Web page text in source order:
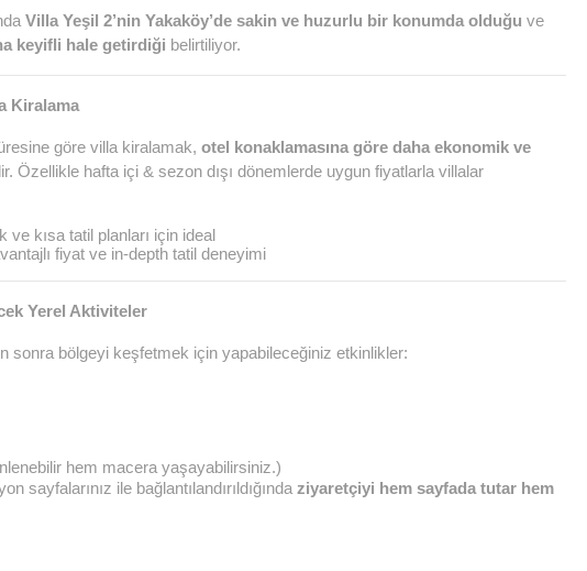
Villa Yeşil 2’nin Yakaköy’de sakin ve huzurlu bir konumda olduğu ve
keyifli hale getirdiği belirtiliyor.
Kiralama
göre villa kiralamak, otel konaklamasına göre daha ekonomik ve
Özellikle hafta içi & sezon dışı dönemlerde uygun fiyatlarla villalar
ve kısa tatil planları için ideal
fiyat ve in-depth tatil deneyimi
Yerel Aktiviteler
sonra bölgeyi keşfetmek için yapabileceğiniz etkinlikler:
hem macera yaşayabilirsiniz.)
sayfalarınız ile bağlantılandırıldığında ziyaretçiyi hem sayfada tutar hem